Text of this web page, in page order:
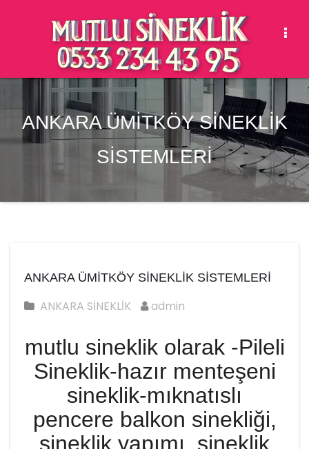
ANKARA ÜMİTKÖY SİNEKLİK
SİSTEMLERİ
ANKARA ÜMİTKÖY SİNEKLİK SİSTEMLERİ
ANKARA SİNEKLİK admin
mutlu sineklik olarak -Pileli
Sineklik-hazır menteşeni
sineklik-mıknatıslı
pencere balkon sinekliği,
sineklik yapımı ,sineklik